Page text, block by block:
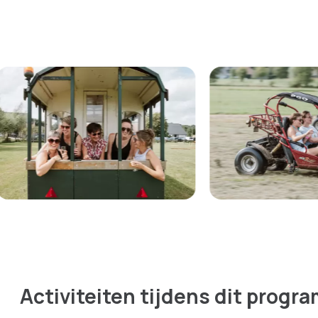
Activiteiten tijdens dit